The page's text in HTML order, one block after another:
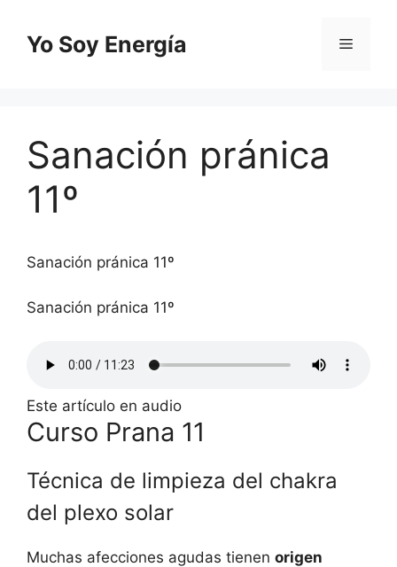
contenido
Yo Soy Energía Menú
Sanación pránica
11º
Sanación pránica 11º
Sanación pránica 11º
Este artículo en audio
Curso Prana 11
Técnica de limpieza del chakra
del plexo solar
Muchas afecciones agudas tienen origen